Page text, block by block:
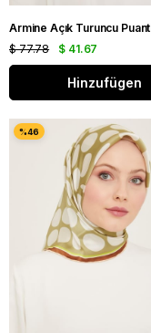
$ 41.67
$ 77.78
Hinzufügen